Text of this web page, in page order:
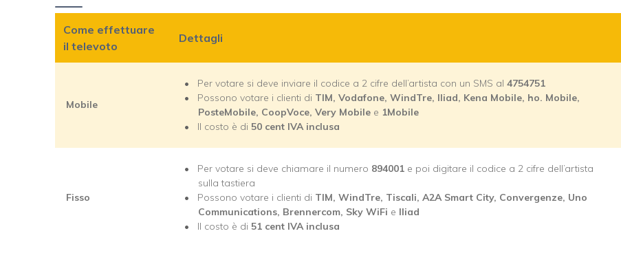
Come effettuare
il televoto
Dettagli
Mobile
Per votare si deve inviare il codice a 2 cifre dell’artista con un SMS al 4754751
Possono votare i clienti di TIM, Vodafone, WindTre, Iliad, Kena Mobile, ho. Mobile,
PosteMobile, CoopVoce, Very Mobile e 1Mobile
Il costo è di 50 cent IVA inclusa
Fisso
Per votare si deve chiamare il numero 894001 e poi digitare il codice a 2 cifre dell’artista
sulla tastiera
Possono votare i clienti di TIM, WindTre, Tiscali, A2A Smart City, Convergenze, Uno
Communications, Brennercom, Sky WiFi e Iliad
Il costo è di 51 cent IVA inclusa